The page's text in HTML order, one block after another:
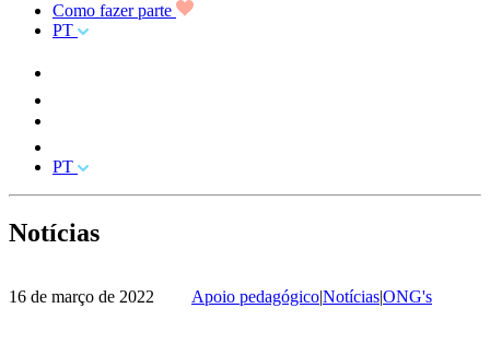
Como fazer parte
PT
PT
Notícias
16 de março de 2022 Apoio pedagógico|Notícias|ONG's